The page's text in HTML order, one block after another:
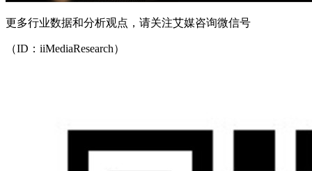
更多行业数据和分析观点，请关注艾媒咨询微信号
（ID：iiMediaResearch）